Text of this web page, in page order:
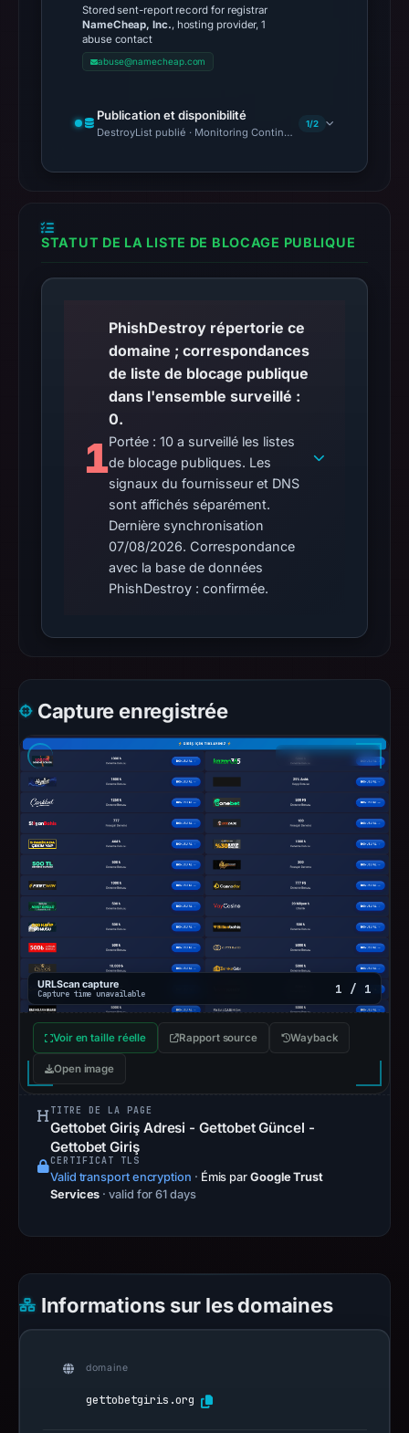
Stored sent-report record for registrar
NameCheap, Inc., hosting provider, 1
abuse contact
abuse@namecheap.com
Publication et disponibilité
DestroyList publié · Monitoring Continues
1/2
STATUT DE LA LISTE DE BLOCAGE PUBLIQUE
1
PhishDestroy répertorie ce
domaine ; correspondances
de liste de blocage publique
dans l'ensemble surveillé :
0.
Portée : 10 a surveillé les listes
de blocage publiques. Les
signaux du fournisseur et DNS
sont affichés séparément.
Dernière synchronisation
07/08/2026. Correspondance
avec la base de données
PhishDestroy : confirmée.
Capture enregistrée
URLScan capture
Capture time unavailable 1 / 1
Voir en taille réelle Rapport source Wayback
Open image
TITRE DE LA PAGE
Gettobet Giriş Adresi - Gettobet Güncel -
Gettobet Giriş
CERTIFICAT TLS
Valid transport encryption · Émis par Google Trust
Services · valid for 61 days
Informations sur les domaines
domaine
gettobetgiris.org